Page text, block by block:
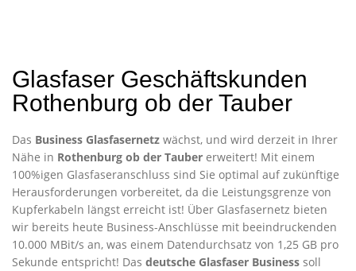
Glasfaser Geschäftskunden
Rothenburg ob der Tauber
Das Business Glasfasernetz wächst, und wird derzeit in Ihrer
Nähe in Rothenburg ob der Tauber erweitert! Mit einem
100%igen Glasfaseranschluss sind Sie optimal auf zukünftige
Herausforderungen vorbereitet, da die Leistungsgrenze von
Kupferkabeln längst erreicht ist! Über Glasfasernetz bieten
wir bereits heute Business-Anschlüsse mit beeindruckenden
10.000 MBit/s an, was einem Datendurchsatz von 1,25 GB pro
Sekunde entspricht! Das deutsche Glasfaser Business soll